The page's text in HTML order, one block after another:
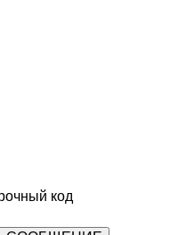
код